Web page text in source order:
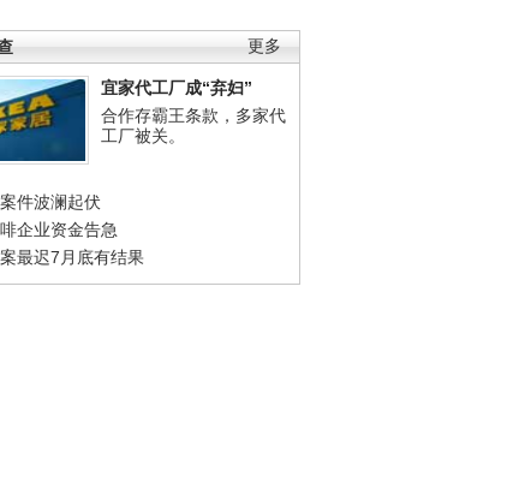
更多
宜家代工厂成“弃妇”
合作存霸王条款，多家代
工厂被关。
件波澜起伏
企业资金告急
最迟7月底有结果